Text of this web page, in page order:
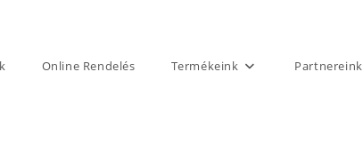
Online Rendelés Termékeink Partnereink